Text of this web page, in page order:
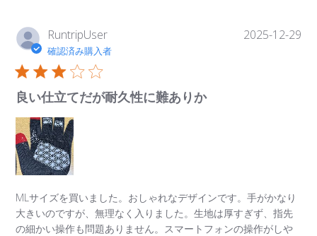
RuntripUser
確認済み購入者
良い仕立てだが耐久性に難ありか
MLサイズを買いました。おしゃれなデザインです。手がかなり
大きいのですが、無理なく入りました。生地は厚すぎず、指先
の細かい操作も問題ありません。スマートフォンの操作がしや
公
2025-12-29